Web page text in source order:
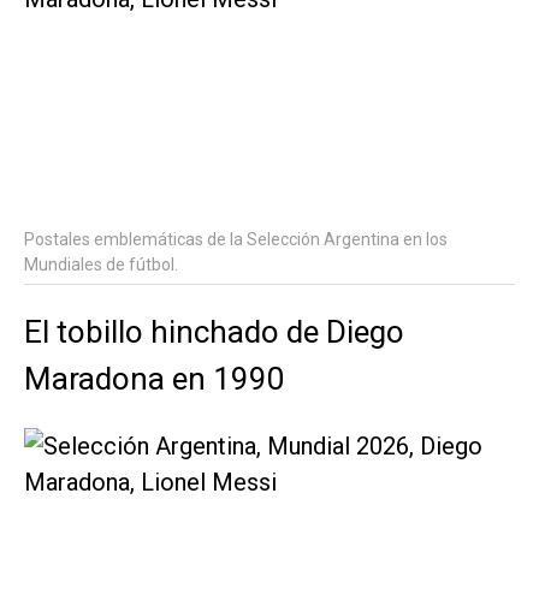
Postales emblemáticas de la Selección Argentina en los
Mundiales de fútbol.
El tobillo hinchado de Diego
Maradona en 1990